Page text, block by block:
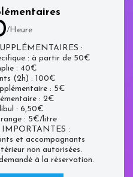
/Heure
:
: à partir de 50€
: 40€
(2h) : 100€
: 5€
: 2€
: 6,50€
: 5€/litre
:
et accompagnants
non autorisées.
à la réservation.